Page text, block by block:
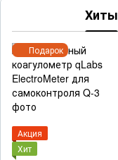
Хиты
Подарок
Акция
Хит